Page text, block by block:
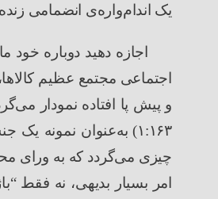
یک انداموارهی انضمامی زنده
اجازه دهید دوباره
اجتماعی مجتمع عظیم
و پیش پا افتاده نمودار می
۱:۱۶۳ ) بهعنوان نمونه یک
چیزی میگردد که به
امر بسیار بدیهی، نه فقط“